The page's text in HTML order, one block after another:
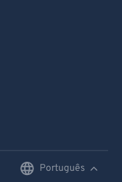
Português